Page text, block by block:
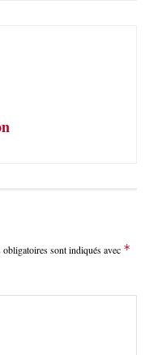
obligatoires sont indiqués avec *